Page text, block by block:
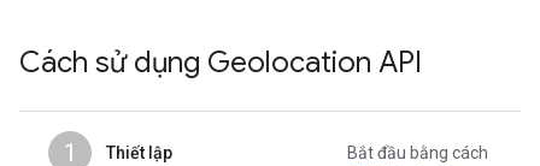
Cách sử dụng Geolocation API
1 Thiết lập
Bắt đầu bằng cách